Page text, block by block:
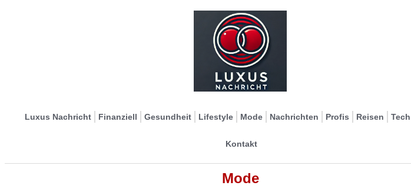
Luxus Nachricht Finanziell Gesundheit Lifestyle Mode Nachrichten Profis Reisen Tech
Kontakt
Mode